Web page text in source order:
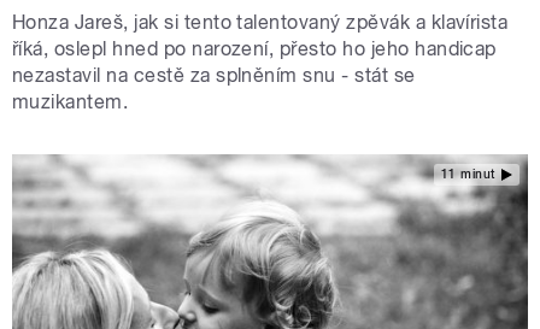
Honza Jareš, jak si tento talentovaný zpěvák a klavírista
říká, oslepl hned po narození, přesto ho jeho handicap
nezastavil na cestě za splněním snu - stát se
muzikantem.
11 minut